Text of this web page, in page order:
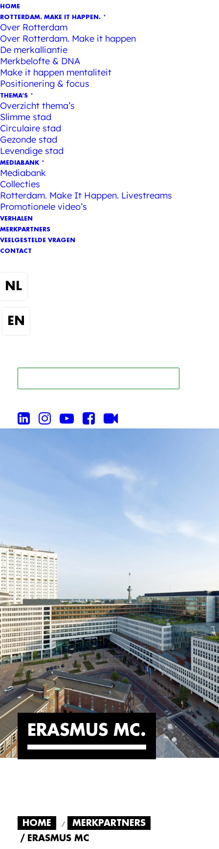
HOME
ROTTERDAM. MAKE IT HAPPEN.
Over Rotterdam
Over Rotterdam. Make it happen
De merkalliantie
Merkbelofte & DNA
Make it happen mentaliteit
Positionering & focus
THEMA’S
Overzicht thema’s
Slimme stad
Circulaire stad
Gezonde stad
Levendige stad
MEDIABANK
Mediabank
Collecties
Rotterdam. Make It Happen. Livestreams
Promotionele video’s
VERHALEN
MERKPARTNERS
VEELGESTELDE VRAGEN
CONTACT
ERASMUS MC
HOME
MERKPARTNERS
ERASMUS MC